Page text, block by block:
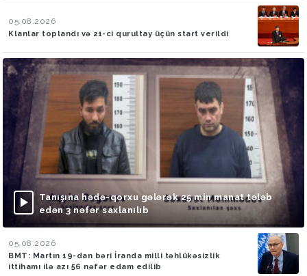
05.08.2026
Klanlar toplandı və 21-ci qurultay üçün start verildi
Tanışına hədə-qorxu gələrək 25 min manat tələb
edən 3 nəfər saxlanılıb
05.08.2026
BMT: Martın 19-dan bəri İranda milli təhlükəsizlik
ittihamı ilə azı 56 nəfər edam edilib